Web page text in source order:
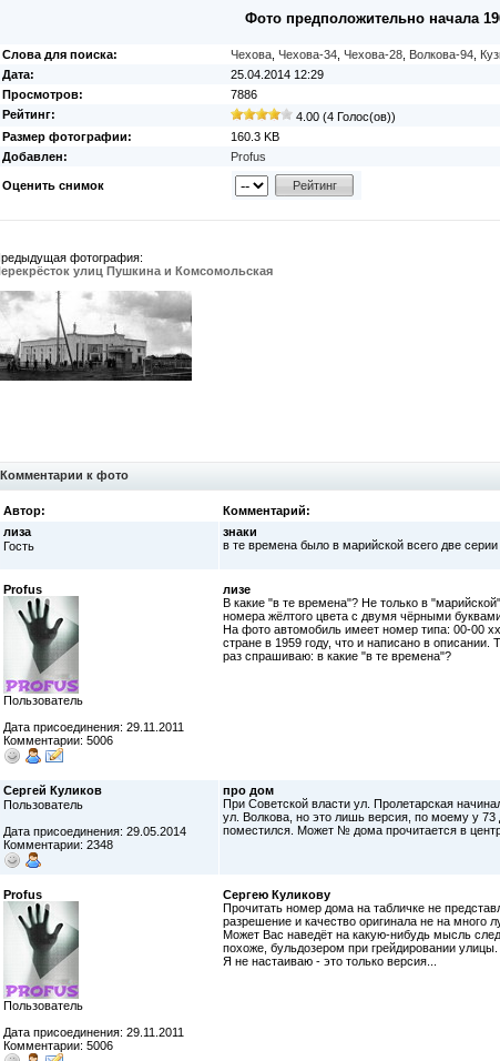
Фото предположительно начала
Слова для поиска: Чехова Чехова-34 Чехова-28 Волкова-94
Дата:
25.04.2014 12:29
Просмотров:
7886
Рейтинг:
4.00 (4 Голос(ов))
Размер фотографии:
160.3 KB
Добавлен:
Profus
Оценить снимок
фотография:
улиц Пушкина и Комсомольская
Комментарии к фото
Автор:
Комментарий:
лиза
Гость
знаки
в те времена было в марийской всего две
Profus
Пользователь
Дата присоединения: 29.11.2011
Комментарии: 5006
лизе
В какие "в те времена"? Не только в
номера жёлтого цвета с двумя чёрными
На фото автомобиль имеет номер типа: 00-00
стране в 1959 году, что и написано в
раз спрашиваю: в какие "в те времена"?
Сергей Куликов
Пользователь
Дата присоединения: 29.05.2014
Комментарии: 2348
про дом
При Советской власти ул. Пролетарская
ул. Волкова, но это лишь версия, по моему у 73
поместился. Может № дома прочитается в
Profus
Пользователь
Дата присоединения: 29.11.2011
Комментарии: 5006
Сергею Куликову
Прочитать номер дома на табличке не
разрешение и качество оригинала не на много
Может Вас наведёт на какую-нибудь мысль
похоже, бульдозером при грейдировании
Я не настаиваю - это только версия...